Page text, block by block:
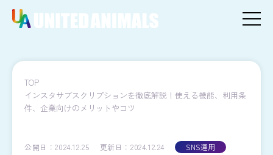
TOP
インスタサブスクリプションを徹底解説！使える機能、利用条
件、企業向けのメリットやコツ
公開日：2024.12.25 更新日：2024.12.24 SNS運用